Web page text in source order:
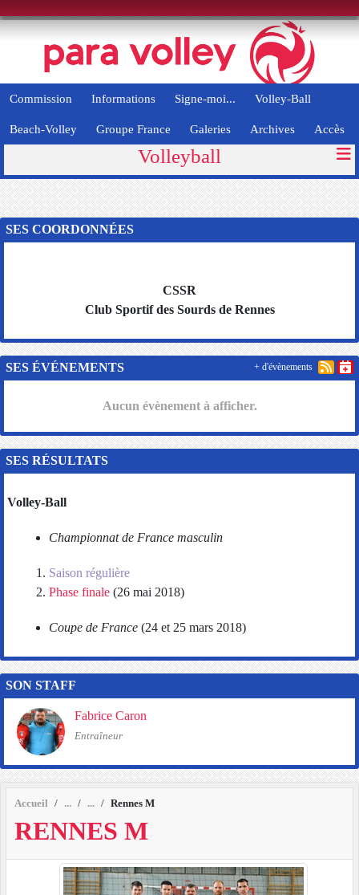
Commission Informations Signe-moi... Volley-Ball
Beach-Volley Groupe France Galeries Archives Accès
Volleyball
Accueil Rennes M
RENNES M
SES COORDONNÉES
CSSR
Club Sportif des Sourds de Rennes
SES ÉVÉNEMENTS
Aucun évènement à afficher.
+ d'évènements
SES RÉSULTATS
Volley-Ball
Championnat de France masculin
Saison régulière
Phase finale (26 mai 2018)
Coupe de France (24 et 25 mars 2018)
SON STAFF
Fabrice Caron
Entraîneur